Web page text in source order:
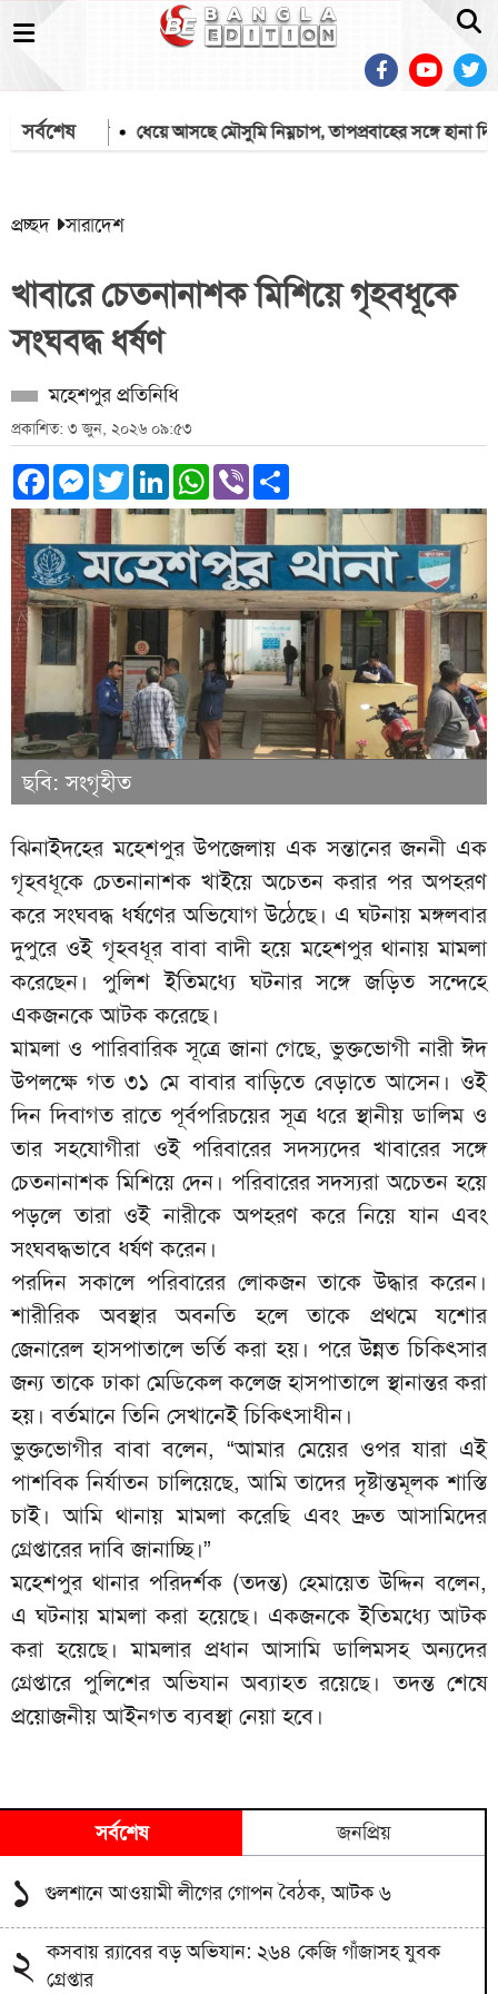
সর্বশেষ
গ্রেপ্তার ধেয়ে আসছে মৌসুমি নিম্নচাপ, তাপপ্রবাহের সঙ্গে হানা দিতে
প্রচ্ছদ সারাদেশ
খাবারে চেতনানাশক মিশিয়ে গৃহবধূকে
সংঘবদ্ধ ধর্ষণ
মহেশপুর প্রতিনিধি
প্রকাশিত: ৩ জুন, ২০২৬ ০৯:৫৩
Facebook
Messenger
TwitterLinkedInWhatsApp
Viber
ছবি: সংগৃহীত
ঝিনাইদহের মহেশপুর উপজেলায় এক সন্তানের জননী এক
গৃহবধূকে চেতনানাশক খাইয়ে অচেতন করার পর অপহরণ
করে সংঘবদ্ধ ধর্ষণের অভিযোগ উঠেছে। এ ঘটনায় মঙ্গলবার
দুপুরে ওই গৃহবধূর বাবা বাদী হয়ে মহেশপুর থানায় মামলা
করেছেন। পুলিশ ইতিমধ্যে ঘটনার সঙ্গে জড়িত সন্দেহে
একজনকে আটক করেছে।
মামলা ও পারিবারিক সূত্রে জানা গেছে, ভুক্তভোগী নারী ঈদ
উপলক্ষে গত ৩১ মে বাবার বাড়িতে বেড়াতে আসেন। ওই
দিন দিবাগত রাতে পূর্বপরিচয়ের সূত্র ধরে স্থানীয় ডালিম ও
তার সহযোগীরা ওই পরিবারের সদস্যদের খাবারের সঙ্গে
চেতনানাশক মিশিয়ে দেন। পরিবারের সদস্যরা অচেতন হয়ে
পড়লে তারা ওই নারীকে অপহরণ করে নিয়ে যান এবং
সংঘবদ্ধভাবে ধর্ষণ করেন।
পরদিন সকালে পরিবারের লোকজন তাকে উদ্ধার করেন।
শারীরিক অবস্থার অবনতি হলে তাকে প্রথমে যশোর
জেনারেল হাসপাতালে ভর্তি করা হয়। পরে উন্নত চিকিৎসার
জন্য তাকে ঢাকা মেডিকেল কলেজ হাসপাতালে স্থানান্তর করা
হয়। বর্তমানে তিনি সেখানেই চিকিৎসাধীন।
ভুক্তভোগীর বাবা বলেন, “আমার মেয়ের ওপর যারা এই
পাশবিক নির্যাতন চালিয়েছে, আমি তাদের দৃষ্টান্তমূলক শাস্তি
চাই। আমি থানায় মামলা করেছি এবং দ্রুত আসামিদের
গ্রেপ্তারের দাবি জানাচ্ছি।”
মহেশপুর থানার পরিদর্শক (তদন্ত) হেমায়েত উদ্দিন বলেন,
এ ঘটনায় মামলা করা হয়েছে। একজনকে ইতিমধ্যে আটক
করা হয়েছে। মামলার প্রধান আসামি ডালিমসহ অন্যদের
গ্রেপ্তারে পুলিশের অভিযান অব্যাহত রয়েছে। তদন্ত শেষে
প্রয়োজনীয় আইনগত ব্যবস্থা নেয়া হবে।
সর্বশেষ জনপ্রিয়
১ গুলশানে আওয়ামী লীগের গোপন বৈঠক, আটক ৬
২
কসবায় র‍্যাবের বড় অভিযান: ২৬৪ কেজি গাঁজাসহ যুবক
গ্রেপ্তার